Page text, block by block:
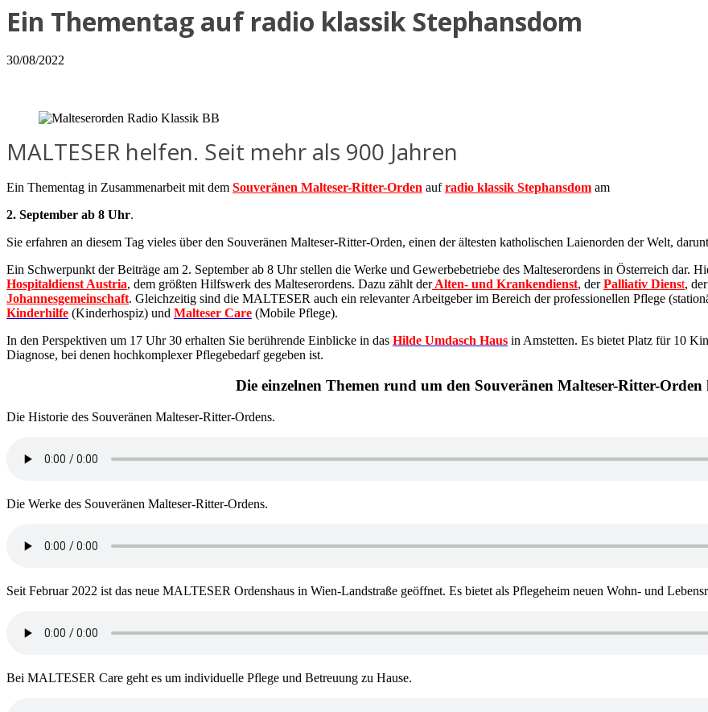
Ein Thementag auf radio klassik Stephansdom
30/08/2022
MALTESER helfen. Seit mehr als 900 Jahren
Ein Thementag in Zusammenarbeit mit dem Souveränen Malteser-Ritter-Orden aufradio klassik Stephansdom am
2. September ab 8 Uhr.
Sie erfahren an diesem Tag vieles über den Souveränen Malteser-Ritter-Orden, einen der ältesten katholischen Laienorden der Welt,
Ein Schwerpunkt der Beiträge am 2. September ab 8 Uhr stellen die Werke und Gewerbebetriebe des Malteserordens in Österreich dar.
Hospitaldienst Austria, dem größten Hilfswerk des Malteserordens. Dazu zählt derAlten- und Krankendienst, derPalliativ Dienst, der
Johannesgemeinschaft. Gleichzeitig sind die MALTESER auch ein relevanter Arbeitgeber im Bereich der professionellen Pflege
Kinderhilfe (Kinderhospiz) und Malteser Care (Mobile Pflege).
In den Perspektiven um 17 Uhr 30 erhalten Sie berührende Einblicke in das Hilde Umdasch Haus in Amstetten. Es bietet Platz für 10
Diagnose, bei denen hochkomplexer Pflegebedarf gegeben ist.
Die einzelnen Themen rund um den Souveränen Malteser-Ritter-
Die Historie des Souveränen Malteser-Ritter-Ordens.
Die Werke des Souveränen Malteser-Ritter-Ordens.
Seit Februar 2022 ist das neue MALTESER Ordenshaus in Wien-Landstraße geöffnet. Es bietet als Pflegeheim neuen Wohn- und
Bei MALTESER Care geht es um individuelle Pflege und Betreuung zu Hause.